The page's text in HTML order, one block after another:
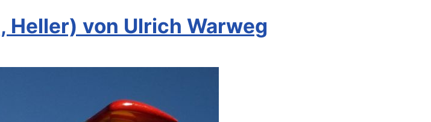
Heller) von Ulrich Warweg